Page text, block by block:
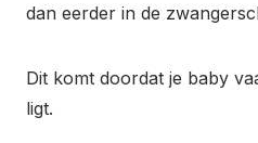
dan eerder in de
Dit komt doordat je baby
ligt.